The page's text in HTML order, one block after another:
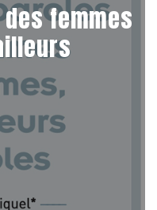
femmes